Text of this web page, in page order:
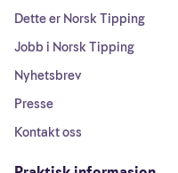
Dette er Norsk Tipping
Jobb i Norsk Tipping
Nyhetsbrev
Presse
Kontakt oss